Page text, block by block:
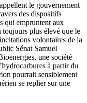
le gouvernement
des dispositifs
qui empruntent aux
toujours plus élevé que le
volontaires de la
Sénat Samuel
une société
à partir du
pourrait sensiblement
se replier sur une